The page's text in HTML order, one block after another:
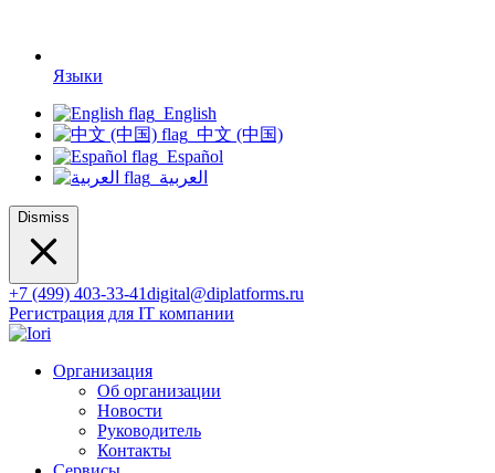
Языки
English
中文 (中国)
Español
العربية
Dismiss
+7 (499) 403-33-41digital@diplatforms.ru
Регистрация для IT компании
Организация
Об организации
Новости
Руководитель
Контакты